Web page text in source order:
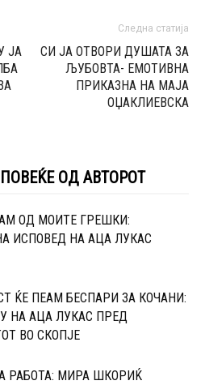
ЈА
Следна статија
СИ ЈА ОТВОРИ ДУШАТА ЗА
ЉУБОВТА- ЕМОТИВНА
ПРИКАЗНА НА МАЈА
ОЏАКЛИЕВСКА
ПОВЕЌЕ ОД АВТОРОТ
ОД МОИТЕ ГРЕШКИ:
ИСПОВЕД НА АЦА ЛУКАС
ЌЕ ПЕАМ БЕСПАРИ ЗА КОЧАНИ:
НА АЦА ЛУКАС ПРЕД
ВО СКОПЈЕ
РАБОТА: МИРА ШКОРИЌ